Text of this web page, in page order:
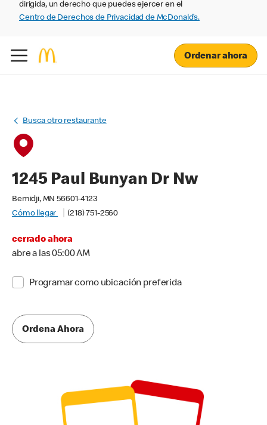
dirigida, un derecho que puedes ejercer en el
Centro de Derechos de Privacidad de McDonald’s.
Ordenar ahora
Busca otro restaurante
1245 Paul Bunyan Dr Nw
Bemidji, MN 56601-4123
Cómo llegar
(218) 751-2560
cerrado ahora
abre a las 05:00 AM
Programar como ubicación preferida
Ordena Ahora